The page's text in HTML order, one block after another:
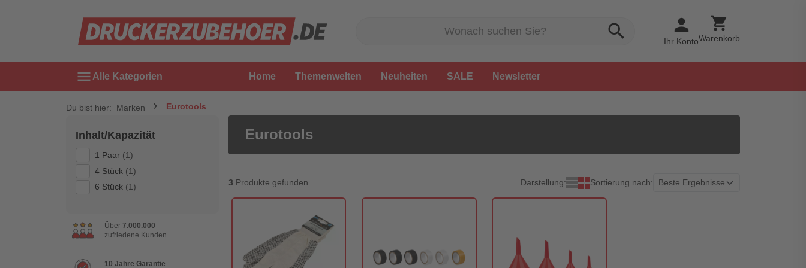
search person
Ihr Konto
shopping_cart
Warenkorb
menu Alle Kategorien Home Themenwelten Neuheiten SALE Newsletter
Du bist hier: Marken Eurotools
Eurotools
Inhalt/Kapazität
1 Paar (1)
4 Stück (1)
6 Stück (1)
Über 7.000.000
zufriedene Kunden
10 Jahre Garantie
3 Produkte gefunden Darstellung: Sortierung nach: